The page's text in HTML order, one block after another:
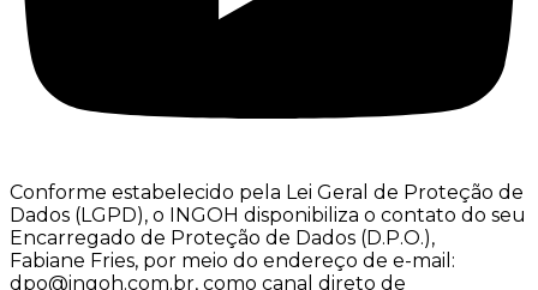
Conforme estabelecido pela Lei Geral de Proteção de
Dados (LGPD), o INGOH disponibiliza o contato do seu
Encarregado de Proteção de Dados (D.P.O.),
Fabiane Fries, por meio do endereço de e-mail:
dpo@ingoh.com.br, como canal direto de